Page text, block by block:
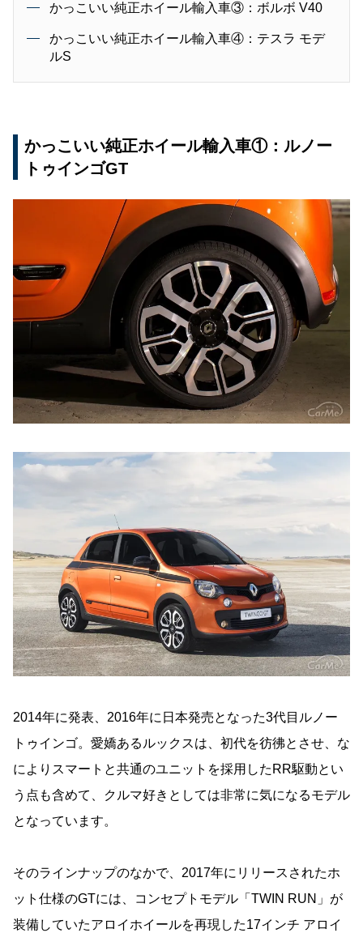
かっこいい純正ホイール輸入車③：ボルボ V40
かっこいい純正ホイール輸入車④：テスラ モデ
ルS
かっこいい純正ホイール輸入車①：ルノー
トゥインゴGT
2014年に発表、2016年に日本発売となった3代目ルノー
トゥインゴ。愛嬌あるルックスは、初代を彷彿とさせ、な
によりスマートと共通のユニットを採用したRR駆動とい
う点も含めて、クルマ好きとしては非常に気になるモデル
となっています。
そのラインナップのなかで、2017年にリリースされたホ
ット仕様のGTには、コンセプトモデル「TWIN RUN」が
装備していたアロイホイールを再現した17インチ アロイ